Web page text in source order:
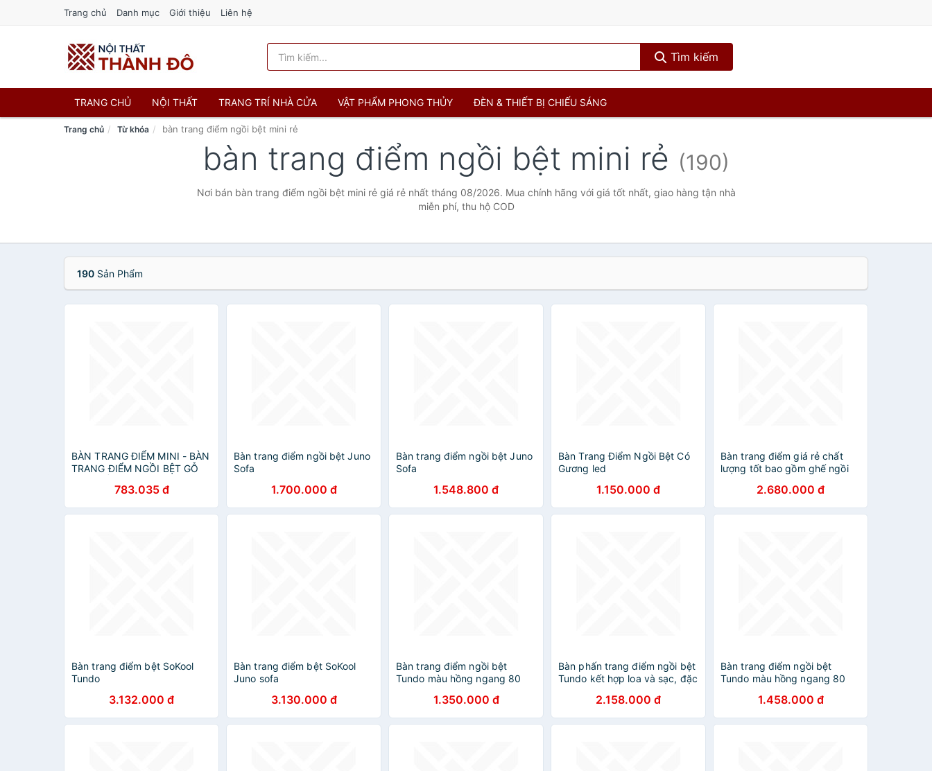
Trang chủ Danh mục Giới thiệu Liên hệ
Tìm kiếm
TRANG CHỦ NỘI THẤT TRANG TRÍ NHÀ CỬA VẬT PHẨM PHONG THỦY ĐÈN & THIẾT BỊ CHIẾU SÁNG
Trang chủ Từ khóa bàn trang điểm ngồi bệt mini rẻ
bàn trang điểm ngồi bệt mini rẻ (190)
Nơi bán bàn trang điểm ngồi bệt mini rẻ giá rẻ nhất tháng 08/2026. Mua chính hãng với giá tốt nhất, giao hàng tận nhà
miễn phí, thu hộ COD
190 Sản Phẩm
BÀN TRANG ĐIỂM MINI - BÀN
TRANG ĐIỂM NGỒI BỆT GỖ
783.035 đ
Bàn trang điểm ngồi bệt Juno
Sofa
1.700.000 đ
Bàn trang điểm ngồi bệt Juno
Sofa
1.548.800 đ
Bàn Trang Điểm Ngồi Bệt Có
Gương led
1.150.000 đ
Bàn trang điểm giá rẻ chất
lượng tốt bao gồm ghế ngồi
2.680.000 đ
Bàn trang điểm bệt SoKool
Tundo
3.132.000 đ
Bàn trang điểm bệt SoKool
Juno sofa
3.130.000 đ
Bàn trang điểm ngồi bệt
Tundo màu hồng ngang 80
1.350.000 đ
Bàn phấn trang điểm ngồi bệt
Tundo kết hợp loa và sạc, đặc
2.158.000 đ
Bàn trang điểm ngồi bệt
Tundo màu hồng ngang 80
1.458.000 đ